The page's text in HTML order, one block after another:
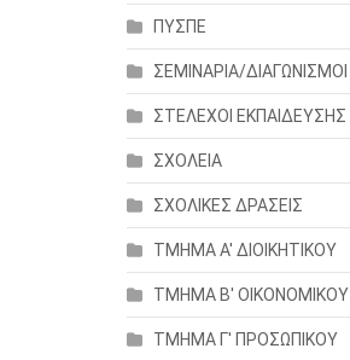
ΠΥΣΠΕ
ΣΕΜΙΝΑΡΙΑ/ΔΙΑΓΩΝΙΣΜΟΙ
ΣΤΕΛΕΧΟΙ ΕΚΠΑΙΔΕΥΣΗΣ
ΣΧΟΛΕΙΑ
ΣΧΟΛΙΚΕΣ ΔΡΑΣΕΙΣ
ΤΜΗΜΑ Α' ΔΙΟΙΚΗΤΙΚΟΥ
ΤΜΗΜΑ Β' ΟΙΚΟΝΟΜΙΚΟΥ
ΤΜΗΜΑ Γ' ΠΡΟΣΩΠΙΚΟΥ